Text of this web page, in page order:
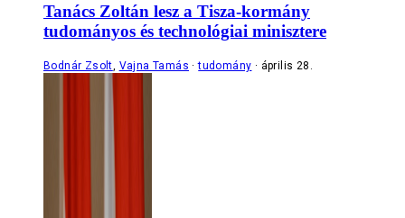
Tanács Zoltán lesz a Tisza-kormány
tudományos és technológiai minisztere
Bodnár Zsolt Vajna Tamás tudomány április 28.